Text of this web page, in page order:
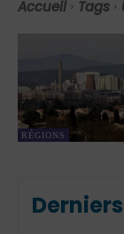
Accueil Tags
RÉGIONS